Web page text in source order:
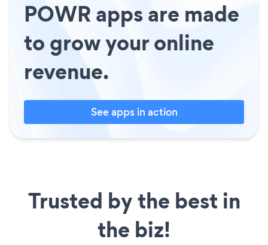
POWR apps are made
to grow your online
revenue.
See apps in action
Trusted by the best in
the biz!